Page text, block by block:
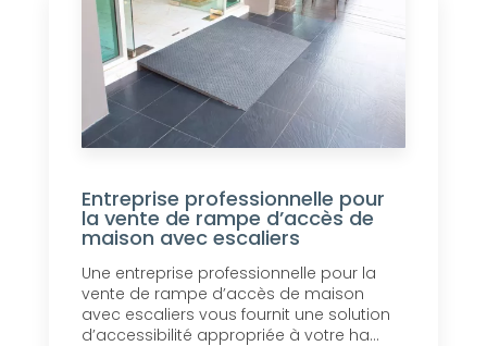
Entreprise professionnelle pour
la vente de rampe d’accès de
maison avec escaliers
Une entreprise professionnelle pour la
vente de rampe d’accès de maison
avec escaliers vous fournit une solution
d’accessibilité appropriée à votre ha...